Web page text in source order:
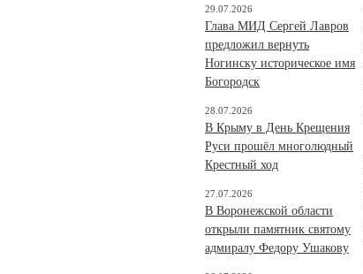
Глава МИД Сергей Лавров
предложил вернуть
Ногинску историческое имя
Богородск
29.07.2026
В Крыму в День Крещения
Руси прошёл многолюдный
Крестный ход
28.07.2026
В Воронежской области
открыли памятник святому
адмиралу Федору Ушакову
27.07.2026